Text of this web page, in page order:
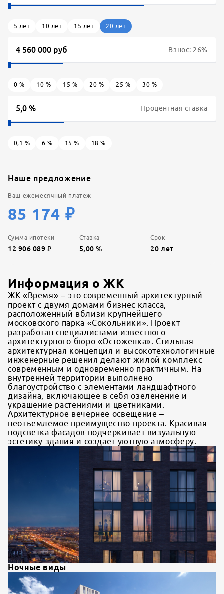
Взнос: 26%
0 % 10 % 15 % 20 % 25 % 30 %
5 лет 10 лет 15 лет 20 лет
Процентная ставка
0,1 % 6 % 15 % 18 %
Наше предложение
Ваш ежемесячный платеж
85 174 ₽
Сумма ипотеки
12 906 089 ₽
Ставка
5,00 %
Срок
20 лет
Информация о ЖК
ЖК «Время» – это современный архитектурный
проект с двумя домами бизнес-класса,
расположенный вблизи крупнейшего
московского парка «Сокольники». Проект
разработан специалистами известного
архитектурного бюро «Остоженка». Стильная
архитектурная концепция и высокотехнологичные
инженерные решения делают жилой комплекс
современным и одновременно практичным. На
внутренней территории выполнено
благоустройство с элементами ландшафтного
дизайна, включающее в себя озеленение и
украшение растениями и цветниками.
Архитектурное вечернее освещение –
неотъемлемое преимущество проекта. Красивая
подсветка фасадов подчеркивает визуальную
эстетику здания и создает уютную атмосферу.
Ночные виды